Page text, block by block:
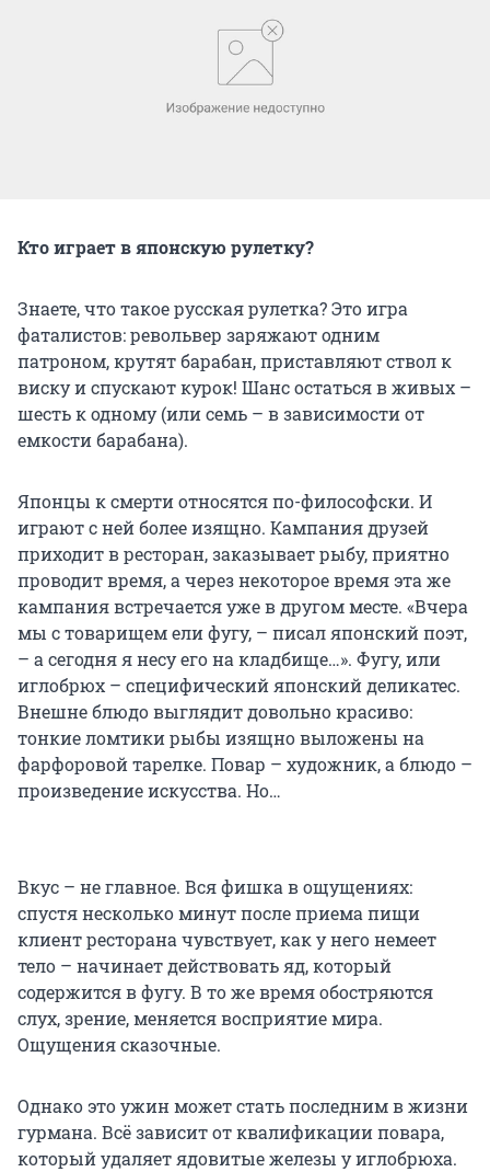
Кто играет в японскую рулетку?
Знаете, что такое русская рулетка? Это игра
фаталистов: револьвер заряжают одним
патроном, крутят барабан, приставляют ствол к
виску и спускают курок! Шанс остаться в живых –
шесть к одному (или семь – в зависимости от
емкости барабана).
Японцы к смерти относятся по-философски. И
играют с ней более изящно. Кампания друзей
приходит в ресторан, заказывает рыбу, приятно
проводит время, а через некоторое время эта же
кампания встречается уже в другом месте. «Вчера
мы с товарищем ели фугу, – писал японский поэт,
– а сегодня я несу его на кладбище…». Фугу, или
иглобрюх – специфический японский деликатес.
Внешне блюдо выглядит довольно красиво:
тонкие ломтики рыбы изящно выложены на
фарфоровой тарелке. Повар – художник, а блюдо –
произведение искусства. Но…
Вкус – не главное. Вся фишка в ощущениях:
спустя несколько минут после приема пищи
клиент ресторана чувствует, как у него немеет
тело – начинает действовать яд, который
содержится в фугу. В то же время обостряются
слух, зрение, меняется восприятие мира.
Ощущения сказочные.
Однако это ужин может стать последним в жизни
гурмана. Всё зависит от квалификации повара,
который удаляет ядовитые железы у иглобрюха.